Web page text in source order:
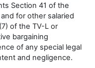
Section 41 of the
for other salaried
of the TV-L or
bargaining
of any special legal
and negligence.